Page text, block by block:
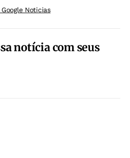
Google Noticias
notícia com seus